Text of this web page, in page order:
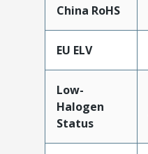
China RoHS
EU ELV
Low-
Halogen
Status